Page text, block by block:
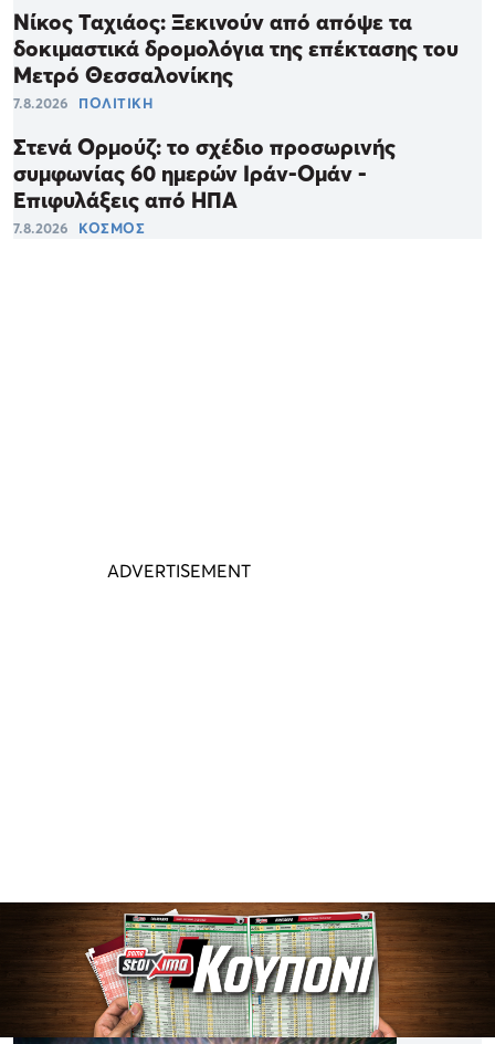
Νίκος Ταχιάος: Ξεκινούν από απόψε τα
δοκιμαστικά δρομολόγια της επέκτασης του
Μετρό Θεσσαλονίκης
7.8.2026 ΠΟΛΙΤΙΚΗ
Στενά Ορμούζ: το σχέδιο προσωρινής
συμφωνίας 60 ημερών Ιράν-Ομάν -
Επιφυλάξεις από ΗΠΑ
7.8.2026 ΚΟΣΜΟΣ